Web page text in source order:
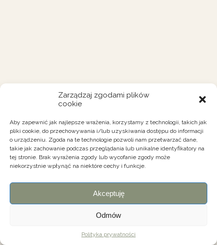
Zarządzaj zgodami plików
cookie
Aby zapewnić jak najlepsze wrażenia, korzystamy z technologii, takich jak
pliki cookie, do przechowywania i/lub uzyskiwania dostępu do informacji
o urządzeniu. Zgoda na te technologie pozwoli nam przetwarzać dane,
takie jak zachowanie podczas przeglądania lub unikalne identyfikatory na
tej stronie. Brak wyrażenia zgody lub wycofanie zgody może
niekorzystnie wpłynąć na niektóre cechy i funkcje.
Akceptuję
Odmów
Polityka prywatności